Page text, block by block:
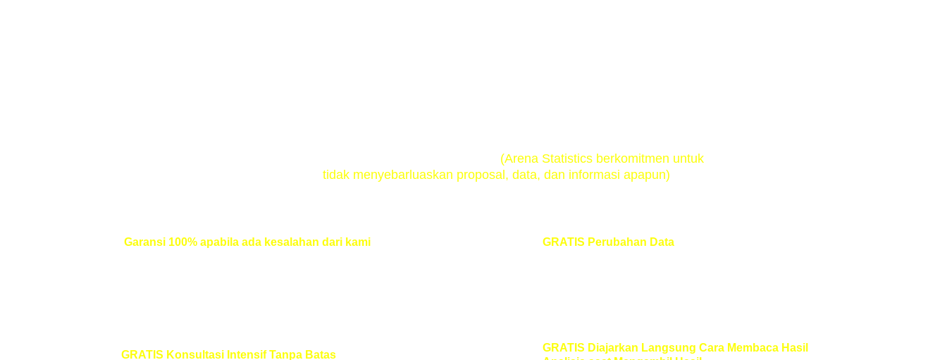
Garansi 100% apabila ada kesalahan dari kami (Tidak
GRATIS Perubahan Data, penambahan atau pengurangan
GRATIS Diajarkan Langsung Cara Membaca Hasil
GRATIS Konsultasi Intensif Tanpa Batas
(Arena Statistics berkomitmen untuk
tidak menyebarluaskan proposal, data, dan informasi apapun)